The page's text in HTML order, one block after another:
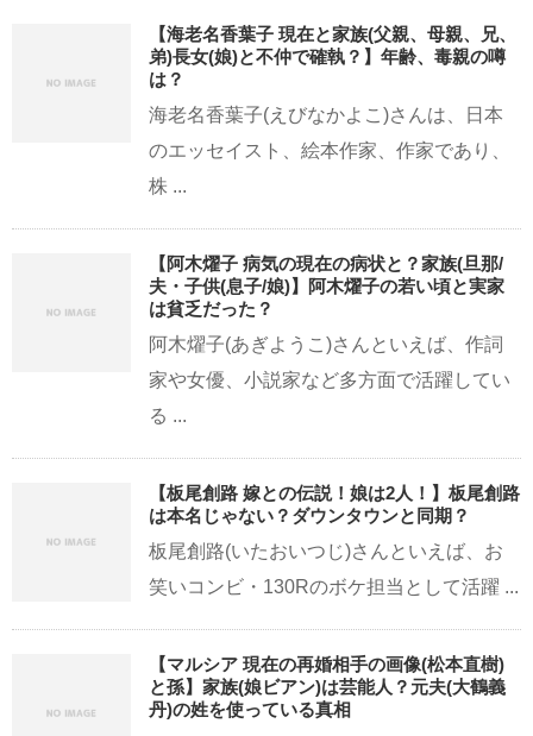
【海老名香葉子 現在と家族(父親、母親、兄、
弟)長女(娘)と不仲で確執？】年齢、毒親の噂
は？
海老名香葉子(えびなかよこ)さんは、日本
のエッセイスト、絵本作家、作家であり、
株 ...
【阿木燿子 病気の現在の病状と？家族(旦那/
夫・子供(息子/娘)】阿木燿子の若い頃と実家
は貧乏だった？
阿木燿子(あぎようこ)さんといえば、作詞
家や女優、小説家など多方面で活躍してい
る ...
【板尾創路 嫁との伝説！娘は2人！】板尾創路
は本名じゃない？ダウンタウンと同期？
板尾創路(いたおいつじ)さんといえば、お
笑いコンビ・130Rのボケ担当として活躍 ...
【マルシア 現在の再婚相手の画像(松本直樹)
と孫】家族(娘ビアン)は芸能人？元夫(大鶴義
丹)の姓を使っている真相